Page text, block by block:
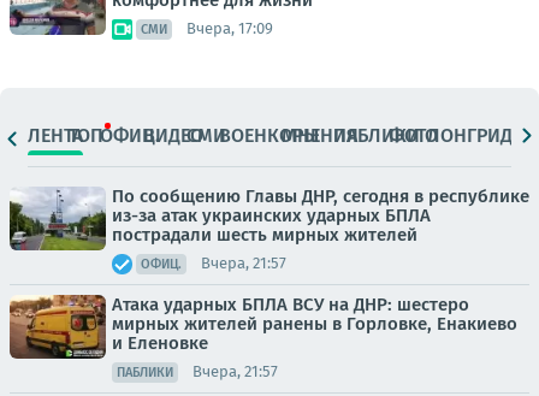
СМИ Вчера, 17:09
ЛЕНТАТОПОФИЦ.ВИДЕОСМИВОЕНКОРЫМНЕНИЯПАБЛИКИ
ФОТОЛОНГРИДЫ
По сообщению Главы ДНР, сегодня в республике
из-за атак украинских ударных БПЛА
пострадали шесть мирных жителей
ОФИЦ. Вчера, 21:57
Атака ударных БПЛА ВСУ на ДНР: шестеро
мирных жителей ранены в Горловке, Енакиево
и Еленовке
ПАБЛИКИ Вчера, 21:57